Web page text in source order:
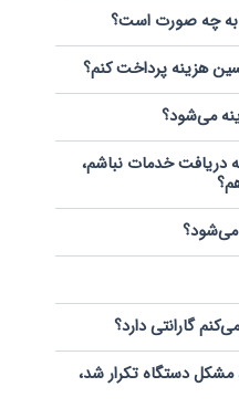
به چه صورت است؟
هزینه پرداخت کنم؟
می‌شود؟
دریافت خدمات نباشم،
می‌شود؟
گارانتی دارد؟
مشکل دستگاه تکرار شد،